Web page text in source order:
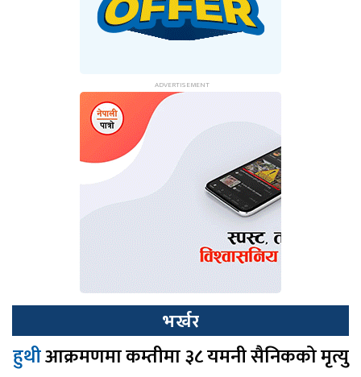
भर्खर
हुथीआक्रमणमा कम्तीमा ३८ यमनी सैनिकको मृत्यु